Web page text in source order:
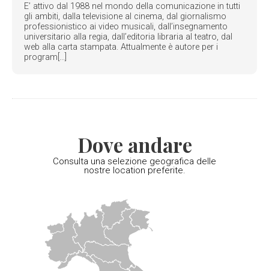
E’ attivo dal 1988 nel mondo della comunicazione in tutti
gli ambiti, dalla televisione al cinema, dal giornalismo
professionistico ai video musicali, dall’insegnamento
universitario alla regia, dall’editoria libraria al teatro, dal
web alla carta stampata. Attualmente è autore per i
program[...]
Dove andare
Consulta una selezione geografica delle
nostre location preferite.